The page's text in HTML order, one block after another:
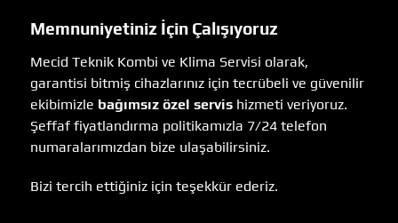
Memnuniyetiniz İçin Çalışıyoruz
Mecid Teknik Kombi ve Klima Servisi olarak,
garantisi bitmiş cihazlarınız için tecrübeli ve güvenilir
ekibimizle bağımsız özel servis hizmeti veriyoruz.
Şeffaf fiyatlandırma politikamızla 7/24 telefon
numaralarımızdan bize ulaşabilirsiniz.
Bizi tercih ettiğiniz için teşekkür ederiz.